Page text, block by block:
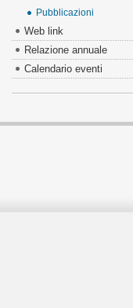
Pubblicazioni
Web link
Relazione annuale
Calendario eventi